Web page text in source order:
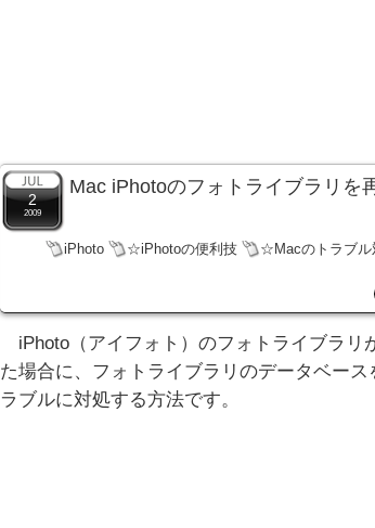
2
2009
Mac iPhotoのフォトライブラリを
iPhoto ☆iPhotoの便利技 ☆Macのトラブル
iPhoto（アイフォト）のフォトライブラリ
た場合に、フォトライブラリのデータベース
ラブルに対処する方法です。